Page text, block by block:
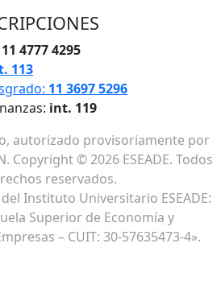
11 4777 4295
113
11 3697 5296
int. 119
autorizado provisoriamente por
Copyright © 2026 ESEADE. Todos
reservados.
Instituto Universitario ESEADE:
Superior de Economía y
– CUIT: 30-57635473-4».